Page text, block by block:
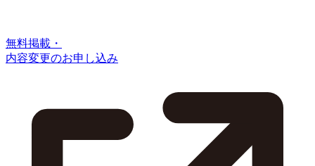
無料掲載・
内容変更のお申し込み